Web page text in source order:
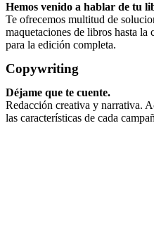
Hemos venido a hablar de tu
Te ofrecemos multitud de
maquetaciones de libros hasta
para la edición completa.
Copywriting
Déjame que te cuente.
Redacción creativa y narrativa.
las características de cada